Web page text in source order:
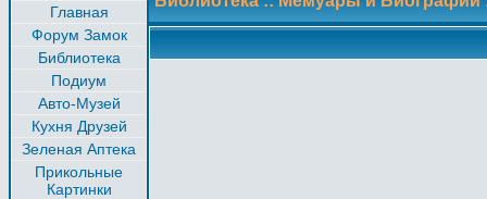
Главная
Форум Замок
Библиотека
Подиум
Авто-Музей
Кухня Друзей
Зеленая Аптека
Прикольные
Картинки